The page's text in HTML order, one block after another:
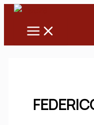
Ir
contenido
Main